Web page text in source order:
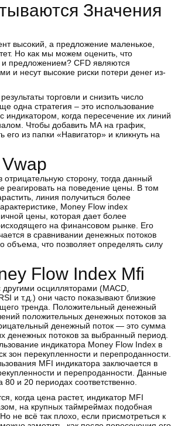
Значения
высокий, а предложение маленькое,
Но как мы можем оценить, что
и предложением? CFD являются
и несут высокие риски потери денег из-
торговли и снизить число
одна стратегия – это использование
индикатором, когда пересечение их линий
Чтобы добавить МА на график,
из папки «Навигатор» и кликнуть на
сторону, тогда данный
реагировать на поведение цены. В том
линия получиться более
Money Flow index
цены, которая дает более
на финансовом рынке. Его
в сравнивании денежных потоков
объема, что позволяет определять силу
Flow Index Mfi
другими осцилляторами (MACD,
и т.д.) они часто показывают близкие
тренда. Положительный денежный
положительных денежных потоков за
денежный поток — это сумма
денежных потоков за выбранный период.
индикатора Money Flow Index в
зон перекупленности и перепроданности.
MFI индикатора заключается в
и перепроданности. Данные
80 и 20 периодах соответственно.
когда цена растет, индикатор MFI
на крупных таймреймах подобная
не всё так плохо, если присмотреться к